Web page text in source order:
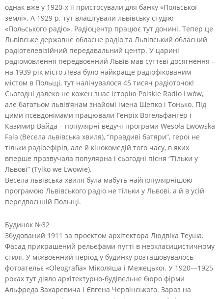
однак вже у 1920-х її пристосували для банку «Польської
землі». А 1929 р. тут влаштували львівську студію
«Польського радіо». Радіоцентр працює тут донині. Тепер це
Львівське державне обласне радіо та Львівський обласний
радіотелевізійний передавальний центр. У царині
радіомовлення передвоєнний Львів мав суттєві досягнення –
на 1939 рік місто Лева було найкраще радіофікованим
містом в Польщі, тут налічувалося 45 тисяч радіоточок!
Сьогодні далеко не кожен знає історію Polskie Radio Lwów,
але багатьом львів’янам знайомі імена Щепко і Тонько. Під
цими псевдонімами працювали Генріх Вогельфангер і
Казимир Вайда – популярні ведучі програми Wesoła Lwowska
Fala (Весела львівська хвиля), “правдиві батяри”, герої не
тільки радіоефірів, але й кінокомедій того часу, в яких
вперше прозвучала популярна і сьогодні пісня “Тільки у
Львові” (Tylko we Lwowie).
Весела львівська хвиля була мабуть найпопулярнішою
програмою Львівського радіо не тільки у Львові, а й в усій
передвоєнній Польщі.
Будинок №32
Збудований 1911 за проектом архітектора Людвіка Теуша.
Фасад прикрашений рельєфами путті в неокласицистичному
стилі. У міжвоєнний період у будинку розташовувалось
фотоательє «Oleografia» Міколяша і Межецької. У 1920—1925
роках тут діяло архітектурно-будівельне бюро фірми
Альфреда Захаревича і Євгена Червінського. Зараз на